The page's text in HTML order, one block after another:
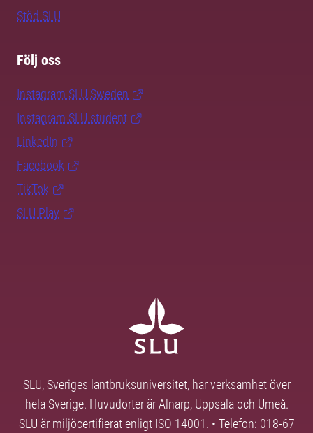
Stöd SLU
Följ oss
Instagram SLU.Sweden
Instagram SLU.student
LinkedIn
Facebook
TikTok
SLU Play
SLU, Sveriges lantbruksuniversitet, har verksamhet över
hela Sverige. Huvudorter är Alnarp, Uppsala och Umeå.
SLU är miljöcertifierat enligt ISO 14001. • Telefon: 018-67